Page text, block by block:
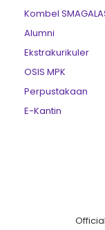
Kombel
Alumni
Ekstrakurikuler
OSIS MPK
Perpustakaan
E-Kantin